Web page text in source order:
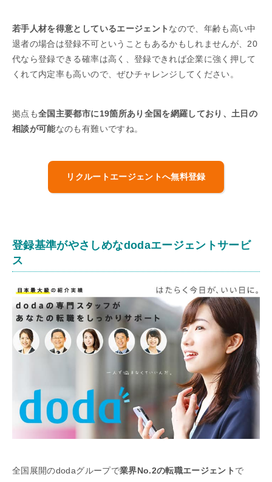
若手人材を得意としているエージェント なので、年齢も高い中
退者の場合は登録不可ということもあるかもしれませんが、20
代なら登録できる確率は高く、登録できれば企業に強く押して
くれて内定率も高いので、ぜひチャレンジしてください。
拠点も全国主要都市に19箇所あり全国を網羅しており、土日の
相談が可能なのも有難いですね。
リクルートエージェントへ無料登録
登録基準がやさしめなdodaエージェントサービ
ス
全国展開のdodaグループで業界No.2の転職エージェント で